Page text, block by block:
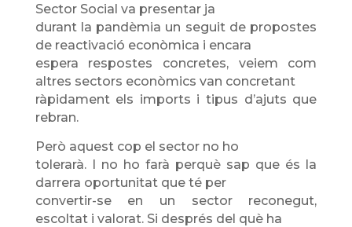
Sector Social va presentar ja
durant la pandèmia un seguit de propostes
de reactivació econòmica i encara
espera respostes concretes, veiem com
altres sectors econòmics van concretant
ràpidament els imports i tipus d’ajuts que
rebran.
Però aquest cop el sector no ho
tolerarà. I no ho farà perquè sap que és la
darrera oportunitat que té per
convertir-se en un sector reconegut,
escoltat i valorat. Si després del què ha